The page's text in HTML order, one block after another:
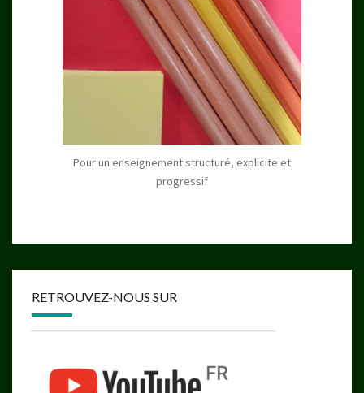
Pour un enseignement structuré, explicite et
progressif
RETROUVEZ-NOUS SUR